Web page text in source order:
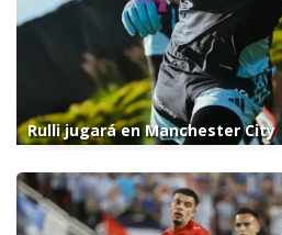
Rulli jugará en Manchester City